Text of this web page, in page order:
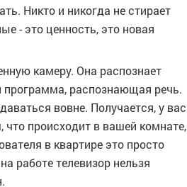
Никто и никогда не стирает
- это ценность, это новая
камеру. Она распознает
программа, распознающая речь.
вовне. Получается, у вас
что происходит в вашей комнате,
в квартире это просто
работе телевизор нельзя